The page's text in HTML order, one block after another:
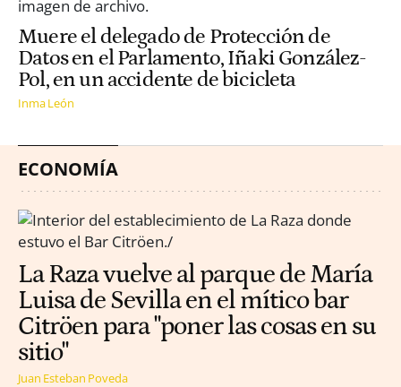
Muere el delegado de Protección de
Datos en el Parlamento, Iñaki González-
Pol, en un accidente de bicicleta
Inma León
ECONOMÍA
La Raza vuelve al parque de María
Luisa de Sevilla en el mítico bar
Citröen para "poner las cosas en su
sitio"
Juan Esteban Poveda